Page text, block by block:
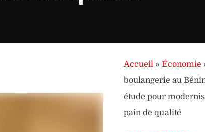
Accueil » Économie
boulangerie au
étude pour
pain de qualité